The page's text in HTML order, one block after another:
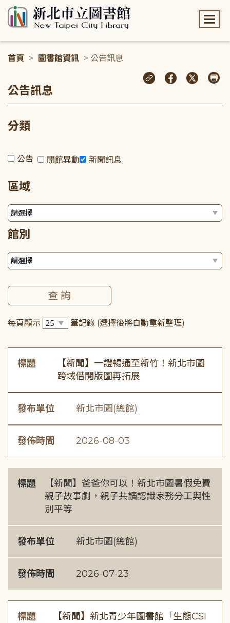
首頁 > 圖書館資訊 > 公告訊息
公告訊息
分類
公告 開館異動 新聞訊息
區域
館別
每頁顯示 筆記錄 (選擇後將自動重新整理)
標題
【新聞】一證暢通至新竹！新北市圖
跨域借閱版圖再拓展
發布單位 新北市圖(總館)
發佈時間 2026-08-03
標題
【新聞】爸爸你可以！新北市圖暑假免費
親子故事劇，親子共讀認識家務分工與性
別平等
發布單位 新北市圖(總館)
發佈時間 2026-07-23
標題
【新聞】新北青少年圖書館「生態CSI